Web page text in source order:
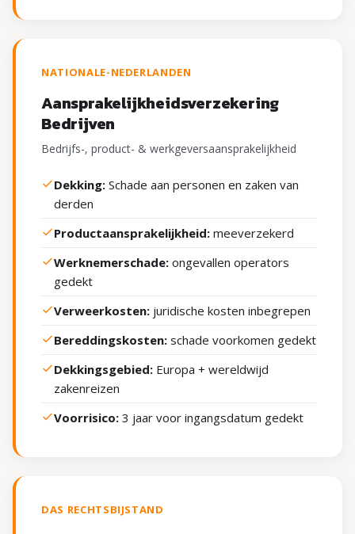
NATIONALE-NEDERLANDEN
Aansprakelijkheidsverzekering
Bedrijven
Bedrijfs-, product- & werkgeversaansprakelijkheid
Dekking: Schade aan personen en zaken van
derden
Productaansprakelijkheid: meeverzekerd
Werknemerschade: ongevallen operators
gedekt
Verweerkosten: juridische kosten inbegrepen
Bereddingskosten: schade voorkomen gedekt
Dekkingsgebied: Europa + wereldwijd
zakenreizen
Voorrisico: 3 jaar voor ingangsdatum gedekt
DAS RECHTSBIJSTAND